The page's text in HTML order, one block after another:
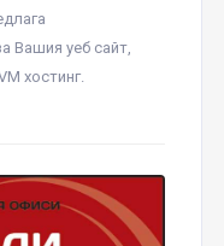
Вашия уеб сайт,
хостинг.